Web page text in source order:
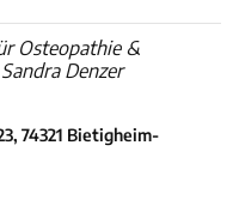
Osteopathie &
Denzer
74321 Bietigheim-